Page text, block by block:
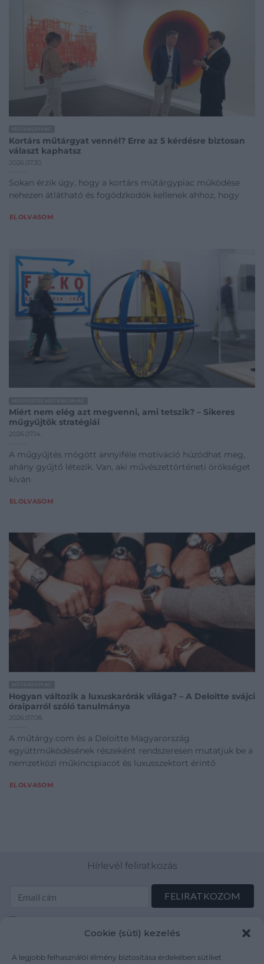
Cookie (süti) kezelés
A legjobb felhasználói élmény biztosítása érdekében sütiket
Kortárs műtárgyat vennél? Erre az 5 kérdésre biztosan
választ kaphatsz
2026.07.30.
Sokan érzik úgy, hogy a kortárs műtárgypiac működése
nehezen átlátható és fogódzkodók kellenek ahhoz, hogy
ELOLVASOM
Miért nem elég azt megvenni, ami tetszik? – Sikeres
műgyűjtők stratégiái
2026.07.14.
A műgyűjtés mögött annyiféle motiváció húzódhat meg,
ahány gyűjtő létezik. Van, aki művészettörténeti örökséget
kíván
ELOLVASOM
Hogyan változik a luxuskarórák világa? – A Deloitte svájci
óraiparról szóló tanulmánya
2026.07.08.
A műtárgy.com és a Deloitte Magyarország
együttműködésének részeként rendszeresen mutatjuk be a
nemzetközi műkincspiacot és luxusszektort érintő
ELOLVASOM
Hírlevél feliratkozás
mutargy.com/adatkezelesi-tajekoztato/